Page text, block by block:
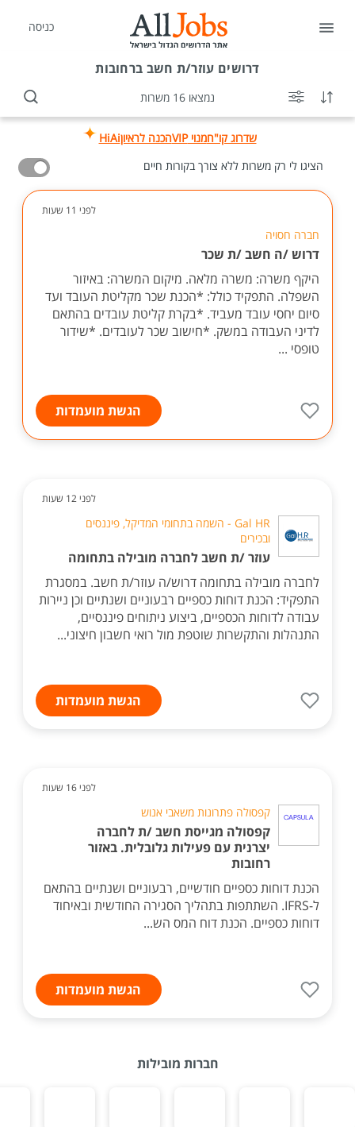
כניסה
דרושים עוזר/ת חשב ברחובות
נמצאו 16 משרות
שדרוג קו"חמנוי VIP הכנה לראיוןHiAi
הציגו לי רק משרות ללא צורך בקורות חיים
לפני 11 שעות
חברה חסויה
דרוש /ה חשב /ת שכר
היקף משרה: משרה מלאה. מיקום המשרה: באיזור
השפלה. התפקיד כולל: *הכנת שכר מקליטת העובד ועד
סיום יחסי עובד מעביד. *בקרת קליטת עובדים בהתאם
לדיני העבודה במשק. *חישוב שכר לעובדים. *שידור
טופסי ...
הגשת מועמדות
לפני 12 שעות
Gal HR - השמה בתחומי המדיקל, פיננסים
ובכירים
עוזר /ת חשב לחברה מובילה בתחומה
לחברה מובילה בתחומה דרוש/ה עוזר/ת חשב. במסגרת
התפקיד: הכנת דוחות כספיים רבעוניים ושנתיים וכן ניירות
עבודה לדוחות הכספיים, ביצוע ניתוחים פיננסיים,
התנהלות והתקשרות שוטפת מול רואי חשבון חיצוני...
הגשת מועמדות
לפני 16 שעות
קפסולה פתרונות משאבי אנוש
קפסולה מגייסת חשב /ת לחברה
יצרנית עם פעילות גלובלית. באזור
רחובות
הכנת דוחות כספיים חודשיים, רבעוניים ושנתיים בהתאם
ל-IFRS. השתתפות בתהליך הסגירה החודשית ובאיחוד
דוחות כספיים. הכנת דוח המס הש...
הגשת מועמדות
חברות מובילות